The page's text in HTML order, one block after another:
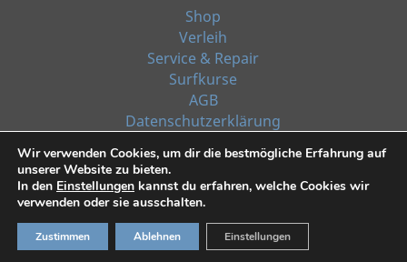
Shop
Verleih
Service & Repair
Surfkurse
AGB
Datenschutzerklärung
*Alle Preise inkl. Ust. zzgl. Versandkosten
© 2021, Surf Line GmbH Kiel | Design:
Wir verwenden Cookies, um dir die bestmögliche Erfahrung auf
unserer Website zu bieten.
In den Einstellungen kannst du erfahren, welche Cookies wir
verwenden oder sie ausschalten.
Zustimmen Ablehnen Einstellungen